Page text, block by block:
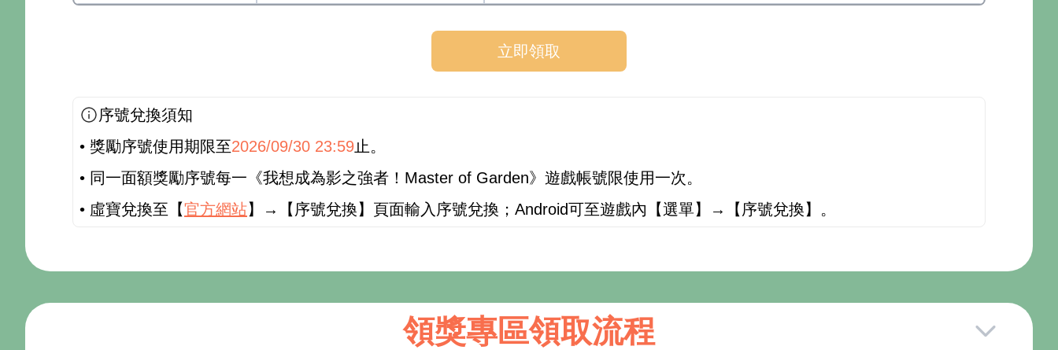
立即領取
序號兌換須知
• 獎勵序號使用期限至2026/09/30 23:59止。
• 同一面額獎勵序號每一《我想成為影之強者！Master of Garden》遊戲帳號限使用一次。
• 虛寶兌換至【官方網站】→【序號兌換】頁面輸入序號兌換；Android可至遊戲內【選單】→【序號兌換】。
領獎專區領取流程